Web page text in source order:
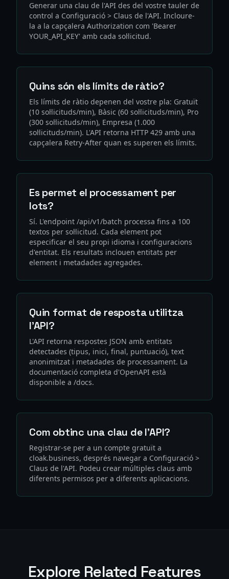
Generar una clau de l'API des del vostre tauler de
control a Configuració > Claus de l'API. Incloure-
la a la capçalera Authorization com 'Bearer
YOUR_API_KEY' amb cada sol·licitud.
Quins són els límits de ràtio?
Els límits de ràtio depenen del vostre pla: Gratuït
(10 sol·licituds/min), Bàsic (60 sol·licituds/min), Pro
(300 sol·licituds/min), Empresa (1.000
sol·licituds/min). L'API retorna HTTP 429 amb una
capçalera Retry-After quan es superen els límits.
Es permet el processament per
lots?
Sí. L'endpoint /api/v1/batch processa fins a 100
textos per sol·licitud. Cada element pot
especificar el seu propi idioma i configuracions
d'entitat. Els resultats inclouen entitats per
element i metadades agregades.
Quin format de resposta utilitza
l'API?
L'API retorna respostes JSON amb entitats
detectades (tipus, inici, final, puntuació), text
anonimitzat i metadades de processament. La
documentació completa d'OpenAPI està
disponible a /docs.
Com obtinc una clau de l'API?
Registrar-se per a un compte gratuït a
cloak.business, després navegar a Configuració >
Claus de l'API. Podeu crear múltiples claus amb
diferents permisos per a diferents aplicacions.
Explore Related Features